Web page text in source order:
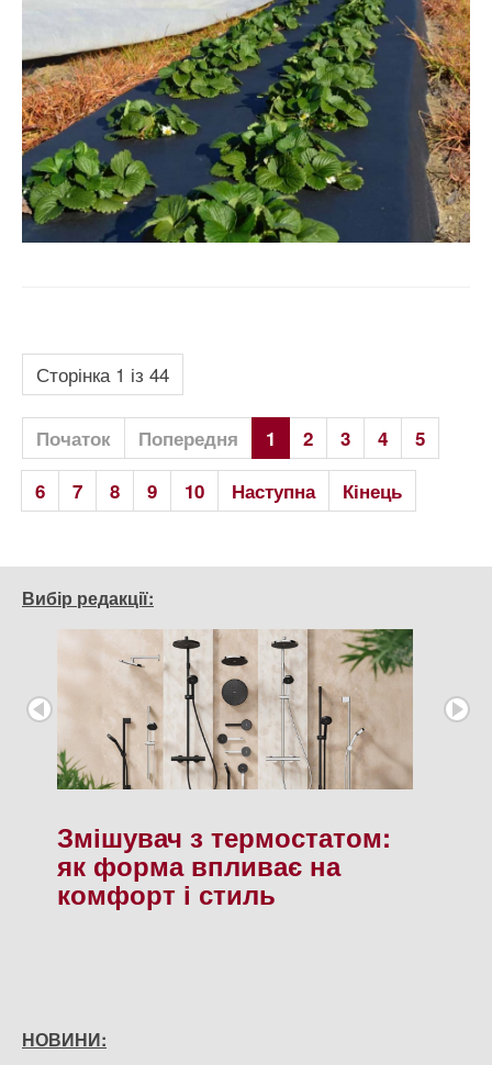
Сторінка 1 із 44
Початок Попередня 1 2 3 4
5
6
7 8 9 10 Наступна Кінець
Вибір редакції:
Змішувач з термостатом:
як форма впливає на
комфорт і стиль
НОВИНИ: